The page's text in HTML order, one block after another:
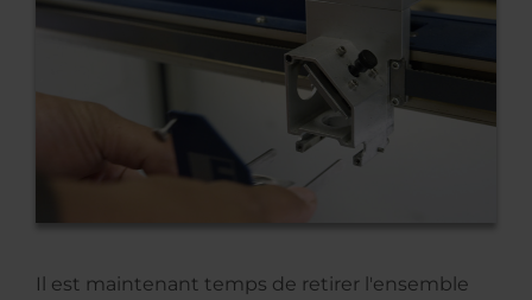
Il est maintenant temps de retirer l'ensemble